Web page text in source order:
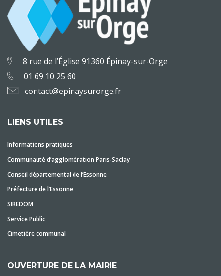
8 rue de l’Église 91360 Épinay-sur-Orge
01 69 10 25 60
contact@epinaysurorge.fr
LIENS UTILES
Informations pratiques
Communauté d’agglomération Paris-Saclay
Conseil départemental de l’Essonne
Préfecture de l’Essonne
SIREDOM
Service Public
Cimetière communal
OUVERTURE DE LA MAIRIE